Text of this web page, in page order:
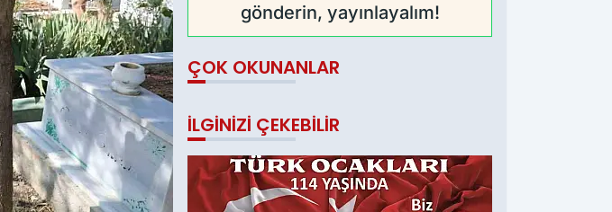
gönderin, yayınlayalım!
ÇOK OKUNANLAR
İLGINIZI ÇEKEBILIR